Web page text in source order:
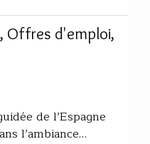
Offres d'emploi,
de l’Espagne
l’ambiance…